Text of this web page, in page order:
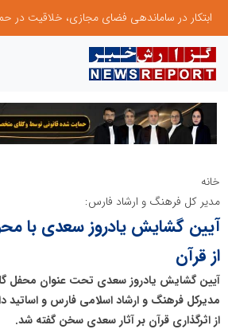
خانه
مدیر کل فرهنگ و ارشاد فارس:
آیین گشایش یادروز سعدی با
از قرآن
آیین گشایش یادروز سعدی تحت عنوان محفل
مدیرکل فرهنگ و ارشاد اسلامی فارس و اساتید
از اثرگذاری قرآن بر آثار سعدی سخن گفته شد.